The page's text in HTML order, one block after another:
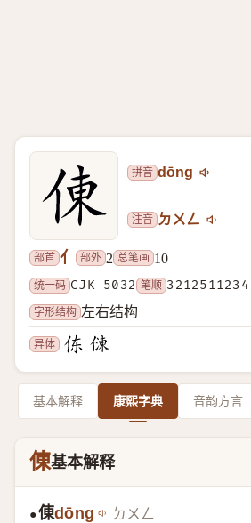
拼音 dōng
注音 ㄉㄨㄥ
部首 亻 部外 2 总笔画 10
统一码 CJK 5032 笔顺 3212511234
字形结构 左右结构
异体
基本解释 康熙字典 音韵方言
倲基本解释
●倲dōng ㄉㄨㄥ